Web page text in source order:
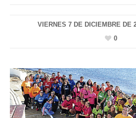
VIERNES 7 DE DICIEMBRE DE
0